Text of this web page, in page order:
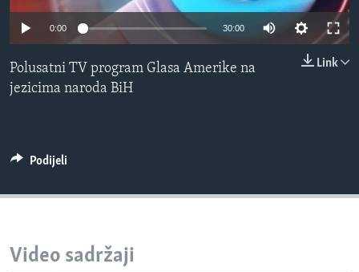
MAGAZIN
O GLASU AMERIKE
Learning English
0:00 30:00
Link
Polusatni TV program Glasa Amerike na
jezicima naroda BiH
Podijeli
Video sadržaji